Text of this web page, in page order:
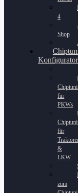
4
Shop
Konfigurator
für
PKWs
für
&
LKW
zum